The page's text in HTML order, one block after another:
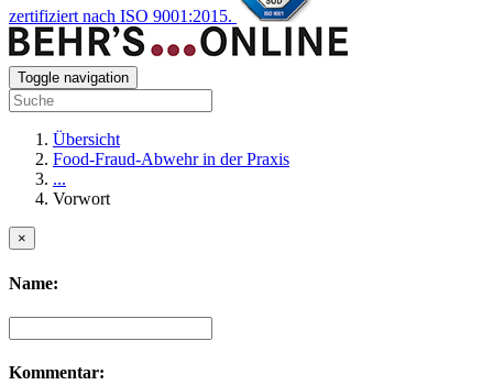
zertifiziert nach ISO 9001:2015.
Toggle navigation
Übersicht
Food-Fraud-Abwehr in der Praxis
...
Vorwort
×
Name:
Kommentar: